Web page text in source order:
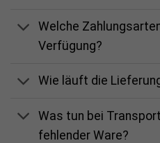
1x Erdungskabel PVence
2x Stäubli MC4
2x Stäubli MC4
2x Stäubli MC4
Welche
Verfügung?
Wie läuft die
Was tun bei
fehlender Ware?